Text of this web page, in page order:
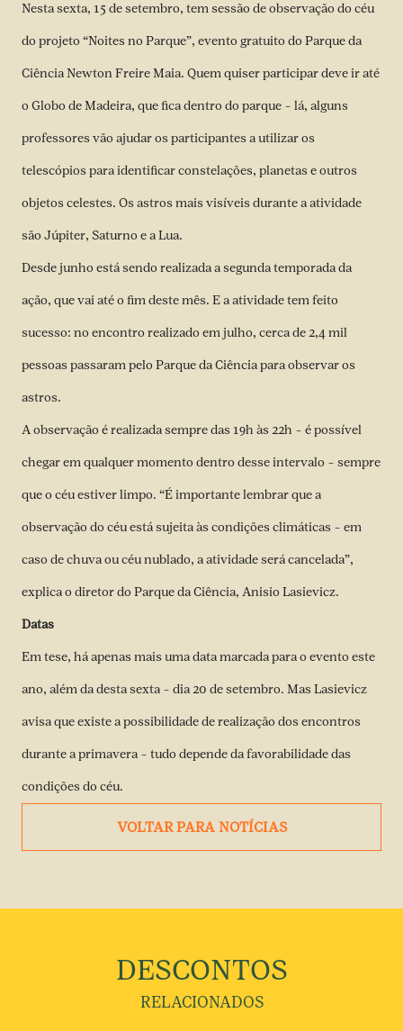
Nesta sexta, 15 de setembro, tem sessão de observação do céu
do projeto “Noites no Parque”, evento gratuito do Parque da
Ciência Newton Freire Maia. Quem quiser participar deve ir até
o Globo de Madeira, que fica dentro do parque – lá, alguns
professores vão ajudar os participantes a utilizar os
telescópios para identificar constelações, planetas e outros
objetos celestes. Os astros mais visíveis durante a atividade
são Júpiter, Saturno e a Lua.
Desde junho está sendo realizada a segunda temporada da
ação, que vai até o fim deste mês. E a atividade tem feito
sucesso: no encontro realizado em julho, cerca de 2,4 mil
pessoas passaram pelo Parque da Ciência para observar os
astros.
A observação é realizada sempre das 19h às 22h – é possível
chegar em qualquer momento dentro desse intervalo – sempre
que o céu estiver limpo. “É importante lembrar que a
observação do céu está sujeita às condições climáticas – em
caso de chuva ou céu nublado, a atividade será cancelada”,
explica o diretor do Parque da Ciência, Anisio Lasievicz.
Datas
Em tese, há apenas mais uma data marcada para o evento este
ano, além da desta sexta – dia 20 de setembro. Mas Lasievicz
avisa que existe a possibilidade de realização dos encontros
durante a primavera – tudo depende da favorabilidade das
condições do céu.
VOLTAR PARA NOTÍCIAS
DESCONTOS
RELACIONADOS